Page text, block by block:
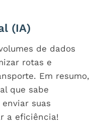
(IA)
de dados
rotas e
Em resumo,
que sabe
suas
a eficiência!